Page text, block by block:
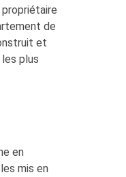
de
et
plus
en
mis en